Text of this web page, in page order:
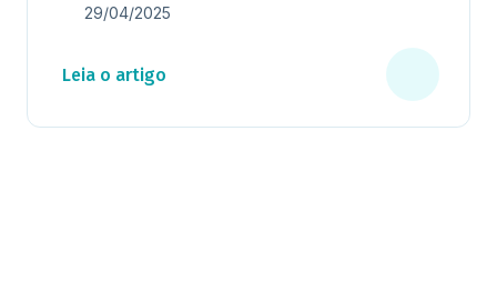
29/04/2025
Leia o artigo